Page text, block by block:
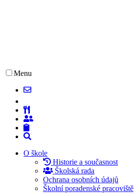
Menu
O škole
Historie a současnost
Školská rada
Ochrana osobních údajů
Školní poradenské pracoviště